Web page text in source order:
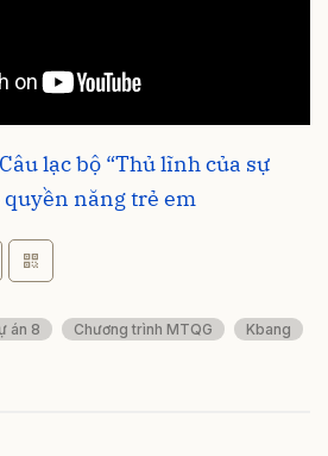
lạc bộ “Thủ lĩnh của sự
quyền năng trẻ em
án 8 Chương trình MTQG
Kbang